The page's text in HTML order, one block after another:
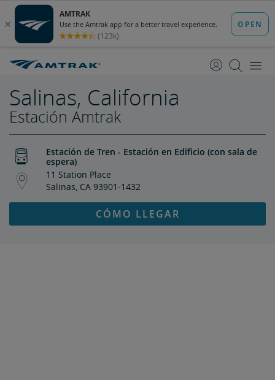
Contenido
Navegación
Salinas, California
Estación Amtrak
Estación de Tren - Estación en Edificio (con sala de
espera)
11 Station Place
Salinas, CA 93901-1432
CÓMO LLEGAR